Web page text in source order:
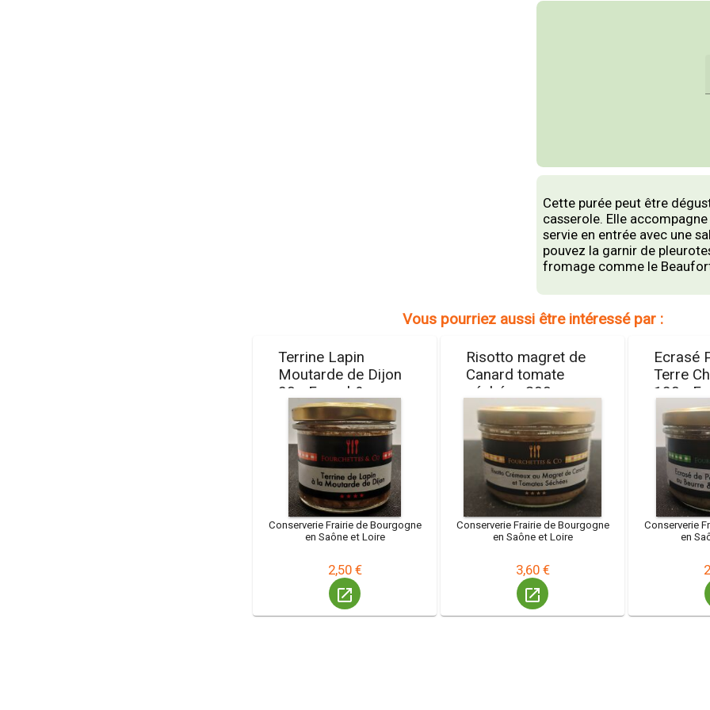
Cette purée peut être
casserole. Elle
servie en entrée avec une
pouvez la garnir de
fromage comme le
Vous pourriez aussi être intéressé par :
Terrine Lapin
Moutarde de Dijon
90g Fourch&co
Conserverie Frairie de Bourgogne
en Saône et Loire
2,50 €
launch
Risotto magret de
Canard tomate
séchées 200g
Fourch&co
Conserverie Frairie de Bourgogne
en Saône et Loire
3,60 €
launch
Ecrasé
Terre
180g
Conserverie
en